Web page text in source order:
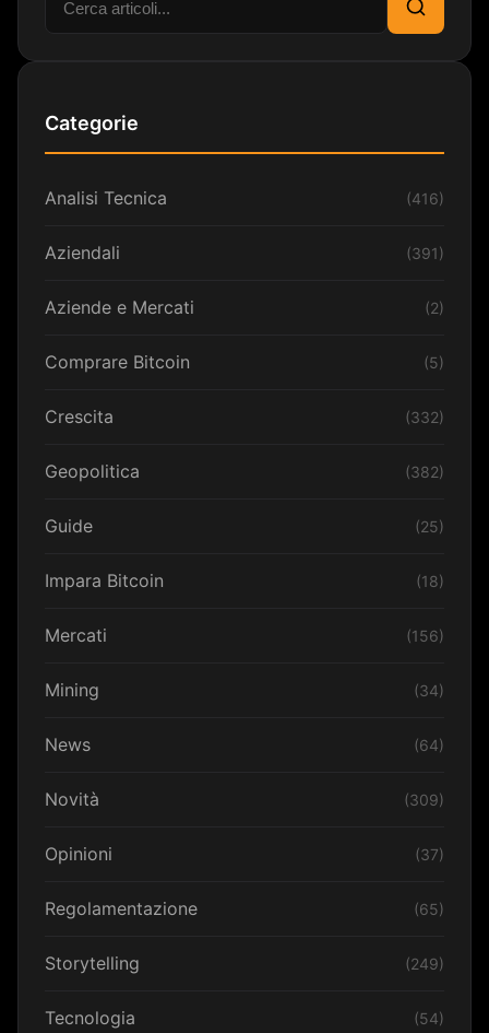
Cerca
Categorie
Analisi Tecnica (416)
Aziendali (391)
Aziende e Mercati (2)
Comprare Bitcoin (5)
Crescita (332)
Geopolitica (382)
Guide (25)
Impara Bitcoin (18)
Mercati (156)
Mining (34)
News (64)
Novità (309)
Opinioni (37)
Regolamentazione (65)
Storytelling (249)
Tecnologia (54)